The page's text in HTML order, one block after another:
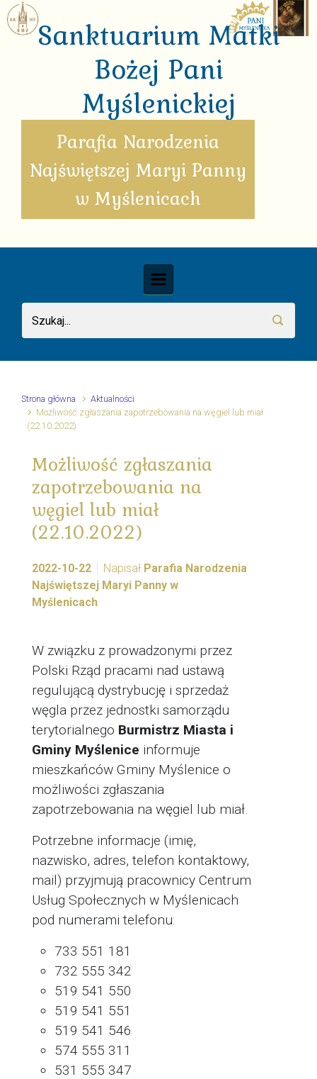
Skip to main content
Sanktuarium Matki
Bożej Pani
Myślenickiej
Parafia Narodzenia
Najświętszej Maryi Panny
w Myślenicach
Strona główna
Aktualności
Możliwość zgłaszania zapotrzebowania na węgiel lub miał
(22.10.2022)
Możliwość zgłaszania
zapotrzebowania na
węgiel lub miał
(22.10.2022)
2022-10-22 Napisał Parafia Narodzenia
Najświętszej Maryi Panny w
Myślenicach
W związku z prowadzonymi przez
Polski Rząd pracami nad ustawą
regulującą dystrybucję i sprzedaż
węgla przez jednostki samorządu
terytorialnego Burmistrz Miasta i
Gminy Myślenice informuje
mieszkańców Gminy Myślenice o
możliwości zgłaszania
zapotrzebowania na węgiel lub miał.
Potrzebne informacje (imię,
nazwisko, adres, telefon kontaktowy,
mail) przyjmują pracownicy Centrum
Usług Społecznych w Myślenicach
pod numerami telefonu:
733 551 181
732 555 342
519 541 550
519 541 551
519 541 546
574 555 311
531 555 347